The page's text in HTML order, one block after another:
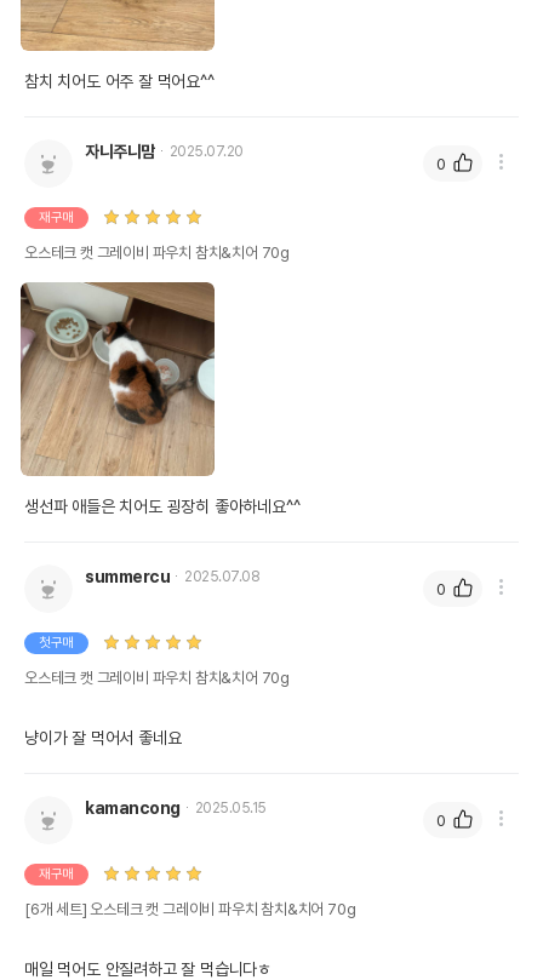
참치 치어도 어주 잘 먹어요^^
자니주니맘 2025.07.20
재구매
오스테크 캣 그레이비 파우치 참치&치어 70g
생선파 애들은 치어도 굉장히 좋아하네요^^
0
summercu 2025.07.08
첫구매
오스테크 캣 그레이비 파우치 참치&치어 70g
냥이가 잘 먹어서 좋네요
0
kamancong 2025.05.15
재구매
[6개 세트] 오스테크 캣 그레이비 파우치 참치&치어 70g
매일 먹어도 안질려하고 잘 먹습니다ㅎ
0